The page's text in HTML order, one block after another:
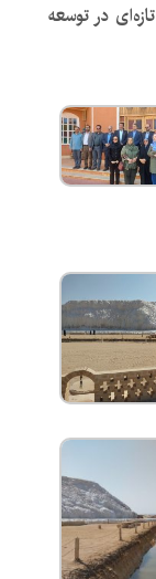
در توسعه